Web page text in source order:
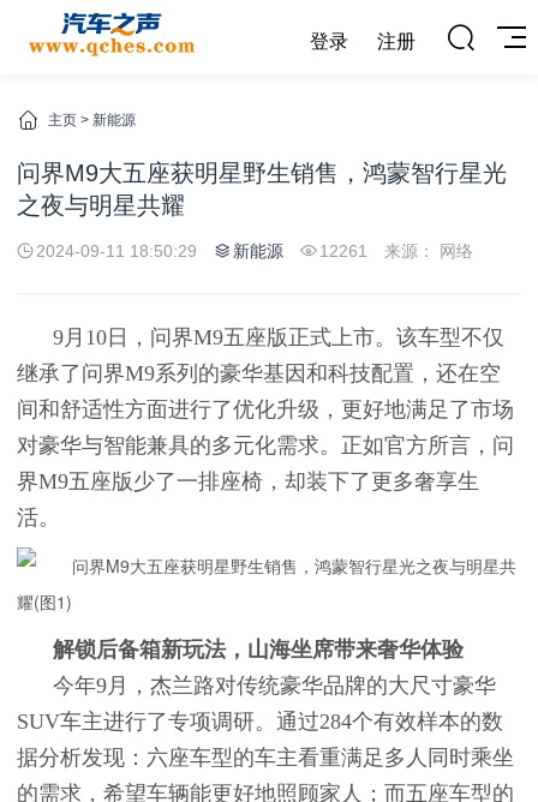
登录 注册
主页 > 新能源
问界M9大五座获明星野生销售，鸿蒙智行星光
之夜与明星共耀
2024-09-11 18:50:29 新能源 12261 来源： 网络
9月10日，问界M9五座版正式上市。该车型不仅
继承了问界M9系列的豪华基因和科技配置，还在空
间和舒适性方面进行了优化升级，更好地满足了市场
对豪华与智能兼具的多元化需求。正如官方所言，问
界M9五座版少了一排座椅，却装下了更多奢享生
活。
解锁后备箱新玩法，山海坐席带来奢华体验
今年9月，杰兰路对传统豪华品牌的大尺寸豪华
SUV车主进行了专项调研。通过284个有效样本的数
据分析发现：六座车型的车主看重满足多人同时乘坐
的需求，希望车辆能更好地照顾家人；而五座车型的